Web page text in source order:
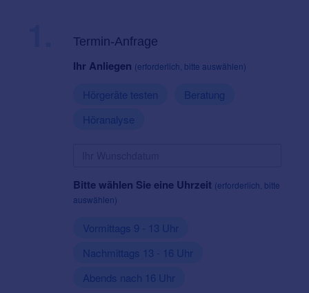
Termin-Anfrage
Ihr Anliegen (erforderlich, bitte auswählen)
Hörgeräte testen
Beratung
Höranalyse
Bitte wählen Sie eine Uhrzeit (erforderlich, bitte
auswählen)
Vormittags 9 - 13 Uhr
Nachmittags 13 - 16 Uhr
Abends nach 16 Uhr